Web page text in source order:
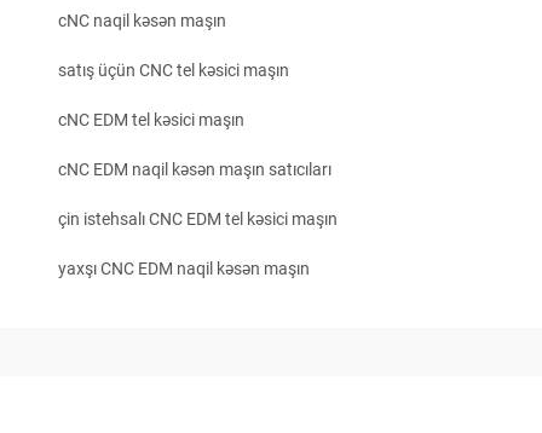
cNC naqil kəsən maşın
satış üçün CNC tel kəsici maşın
cNC EDM tel kəsici maşın
cNC EDM naqil kəsən maşın satıcıları
çin istehsalı CNC EDM tel kəsici maşın
yaxşı CNC EDM naqil kəsən maşın